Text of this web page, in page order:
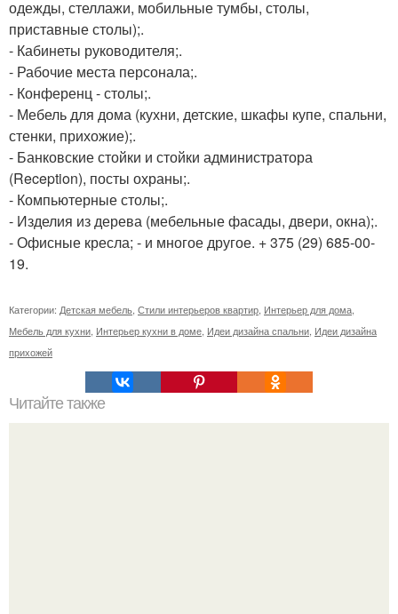
одежды, стеллажи, мобильные тумбы, столы,
приставные столы);.
- Кабинеты руководителя;.
- Рабочие места персонала;.
- Конференц - столы;.
- Мебель для дома (кухни, детские, шкафы купе, спальни,
стенки, прихожие);.
- Банковские стойки и стойки администратора
(Reception), посты охраны;.
- Компьютерные столы;.
- Изделия из дерева (мебельные фасады, двери, окна);.
- Офисные кресла; - и многое другое. + 375 (29) 685-00-
19.
Категории: Детская мебель Стили интерьеров квартир Интерьер для дома
Мебель для кухни Интерьер кухни в доме Идеи дизайна спальни Идеи дизайна
прихожей
Читайте также